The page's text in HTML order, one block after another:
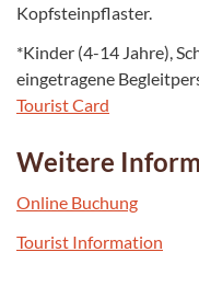
Kopfsteinpflaster.
*Kinder (4-14 Jahre),
eingetragene
Tourist Card
Weitere
Online Buchung
Tourist Information